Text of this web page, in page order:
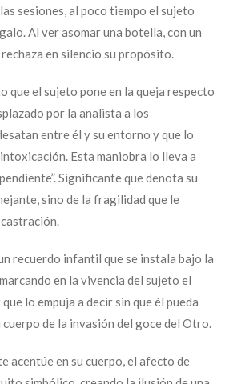
sesiones, al poco tiempo el sujeto
Al ver asomar una botella, con un
en silencio su propósito.
que el sujeto pone en la queja respecto
por la analista a los
entre él y su entorno y que lo
Esta maniobra lo lleva a
Significante que denota su
sino de la fragilidad que le
recuerdo infantil que se instala bajo la
en la vivencia del sujeto el
lo empuja a decir sin que él pueda
de la invasión del goce del Otro.
acentúe en su cuerpo, el afecto de